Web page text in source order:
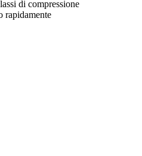
di compressione
rapidamente